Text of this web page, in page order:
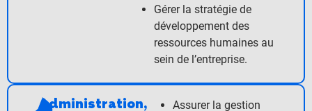
Gérer la stratégie de
développement des
ressources humaines au
sein de l’entreprise.
Administration,
Assurer la gestion